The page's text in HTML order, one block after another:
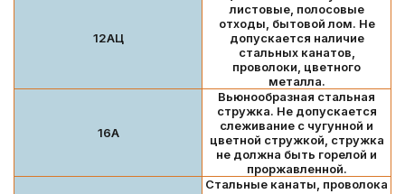
12АЦ
листовые, полосовые
отходы, бытовой лом. Не
допускается наличие
стальных канатов,
проволоки, цветного
металла.
16А
Вьюнообразная стальная
стружка. Не допускается
слеживание с чугунной и
цветной стружкой, стружка
не должна быть горелой и
проржавленной.
Стальные канаты, проволока